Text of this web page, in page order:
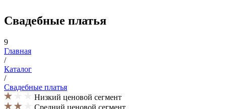
Свадебные платья
9
Главная
/
Каталог
/
Свадебные платья
Низкий ценовой сегмент
Средний ценовой сегмент